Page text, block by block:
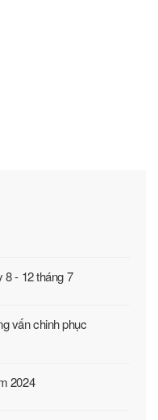
8 - 12 tháng 7
vấn chinh phục
2024